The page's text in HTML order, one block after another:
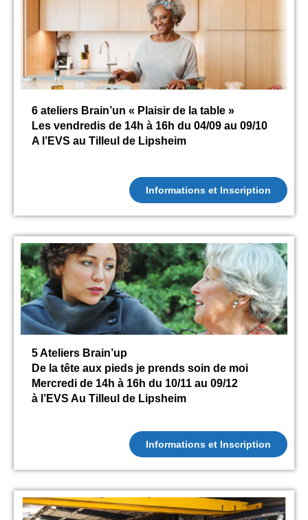
6 ateliers Brain’un « Plaisir de la table »
Les vendredis de 14h à 16h du 04/09 au 09/10
A l’EVS au Tilleul de Lipsheim
Informations et Inscription
5 Ateliers Brain’up
De la tête aux pieds je prends soin de moi
Mercredi de 14h à 16h du 10/11 au 09/12
à l’EVS Au Tilleul de Lipsheim
Informations et Inscription